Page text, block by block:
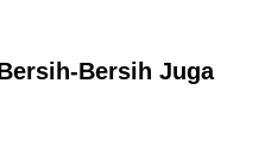
Bersih Juga